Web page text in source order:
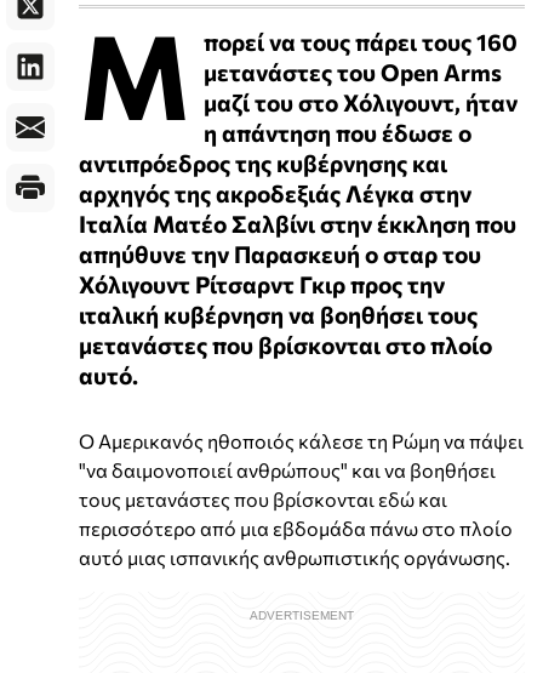
Μ
πορεί να τους πάρει τους 160
μετανάστες του Open Arms
μαζί του στο Χόλιγουντ, ήταν
η απάντηση που έδωσε ο
αντιπρόεδρος της κυβέρνησης και
αρχηγός της ακροδεξιάς Λέγκα στην
Ιταλία Ματέο Σαλβίνι στην έκκληση που
απηύθυνε την Παρασκευή ο σταρ του
Χόλιγουντ Ρίτσαρντ Γκιρ προς την
ιταλική κυβέρνηση να βοηθήσει τους
μετανάστες που βρίσκονται στο πλοίο
αυτό.
Ο Αμερικανός ηθοποιός κάλεσε τη Ρώμη να πάψει
"να δαιμονοποιεί ανθρώπους" και να βοηθήσει
τους μετανάστες που βρίσκονται εδώ και
περισσότερο από μια εβδομάδα πάνω στο πλοίο
αυτό μιας ισπανικής ανθρωπιστικής οργάνωσης.